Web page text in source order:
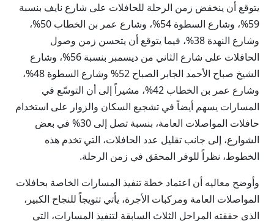
يتوقع أن ينخفض زمن الرحلة للحافلات على شارع نايف بنسبة
59%، وشارع السطوة 54%، وشارع عمر بن الخطاب 50%،
وشارع النهدة 38%، فيما يتوقع أن يتحسن زمن وصول
الحافلات على شارع الثاني من ديسمبر بنسبة 56%، وشارع
الشيخ صباح الأحمد الجابر الصباح 52% وشارع السطوة 48%،
وشارع عمر بن الخطاب 42%، مشيراً إلى أن التوسّع في
المسارات يسهم أيضاً في تشجيع السكان والزوار على استخدام
حافلات المواصلات العامة، بنسبة تصل إلى 30% في بعض
الشوارع، إلى جانب تقليل عدد الحافلات، التي تخدم هذه
الخطوط، نظراً للوفر المحقق في زمن الرحلة.
وأوضح معاليه أن اعتماد خطة تنفيذ المسارات الخاصة بحافلات
المواصلات العامة ومركبات الأجرة، يأتي تتويجاً للنجاح الكبير،
الذي حققته المراحل الثلاث السابقة لتنفيذ المسارات، التي